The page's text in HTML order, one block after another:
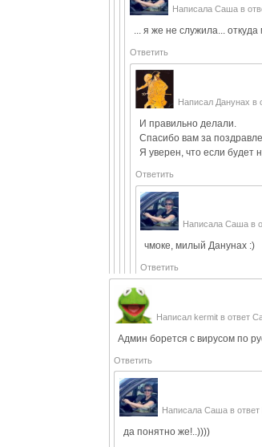
Написала Сашав
... я же не служила... откуда
Ответить
Написал Данунах в
И правильно делали.
Спасибо вам за
Я уверен, что если будет
Ответить
НаписалаСаша в
чмоке, милый Данунах :)
Ответить
Написалkermit в ответ
Админ борется с вирусом по
Ответить
Написала Сашав ответ
да понятно же!..))))